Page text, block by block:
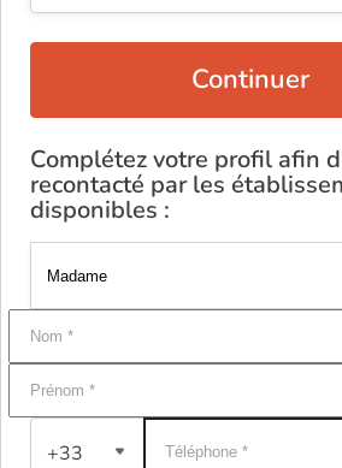
Continuer
Complétez votre profil afin
recontacté par les
disponibles :
+33